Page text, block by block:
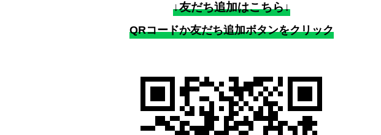
↓友だち追加はこちら↓
QRコードか友だち追加ボタンをクリック